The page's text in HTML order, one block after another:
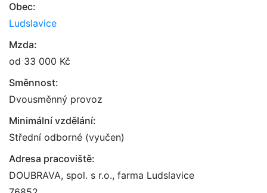
Obec:
Ludslavice
Mzda:
od 33 000 Kč
Směnnost:
Dvousměnný provoz
Minimální vzdělání:
Střední odborné (vyučen)
Adresa pracoviště:
DOUBRAVA, spol. s r.o., farma Ludslavice